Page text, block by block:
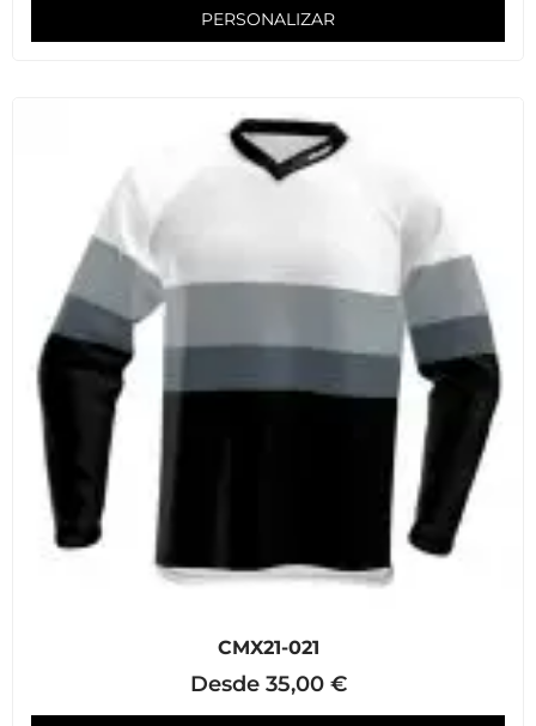
PERSONALIZAR
CMX21-021
Desde 35,00 €